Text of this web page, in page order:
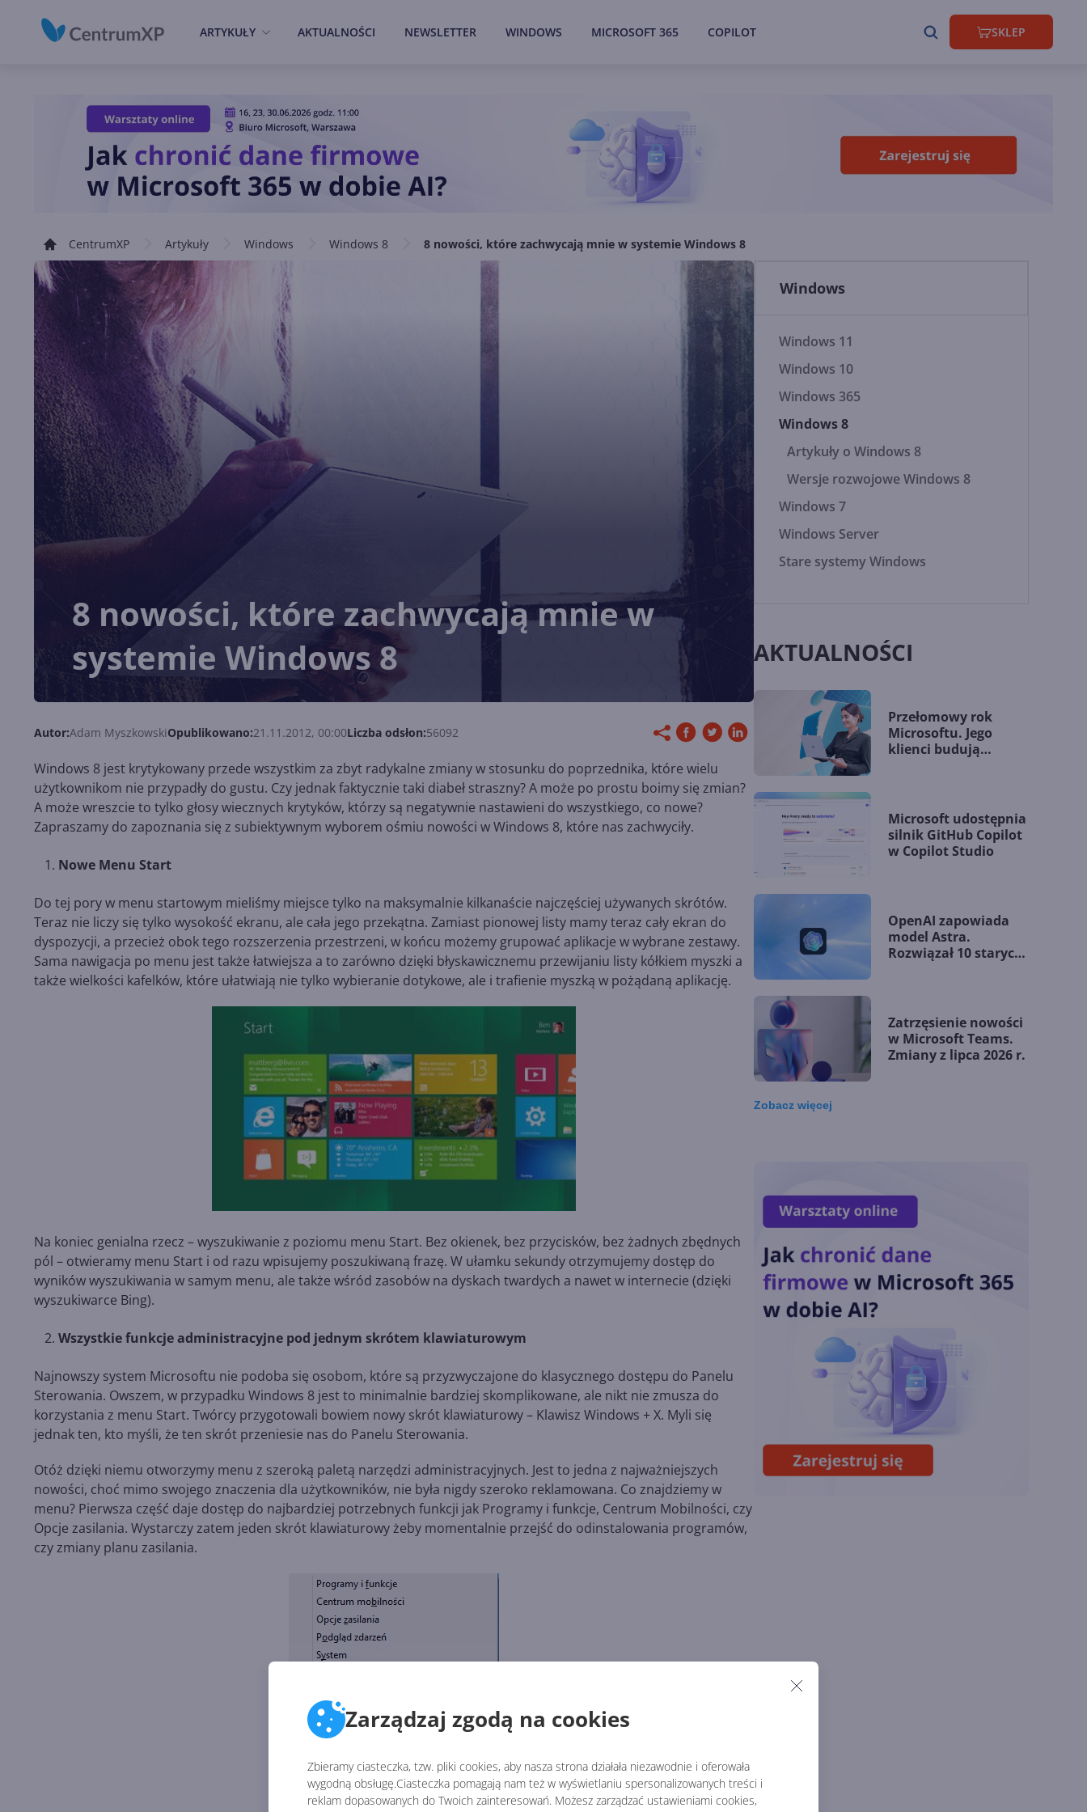
Zarządzaj zgodą na cookies
Zbieramy ciasteczka, tzw. pliki cookies, aby nasza strona działała niezawodnie i oferowała
wygodną obsługę.Ciasteczka pomagają nam też w wyświetlaniu spersonalizowanych treści i
reklam dopasowanych do Twoich zainteresowań. Możesz zarządzać ustawieniami cookies,
ARTYKUŁY AKTUALNOŚCI NEWSLETTER WINDOWS MICROSOFT 365 COPILOT SKLEP
CentrumXP Artykuły Windows Windows 8 8 nowości, które zachwycają mnie w systemie Windows 8
8 nowości, które zachwycają mnie w
systemie Windows 8
Autor:Adam MyszkowskiOpublikowano:21.11.2012, 00:00Liczba odsłon:56092
Windows 8 jest krytykowany przede wszystkim za zbyt radykalne zmiany w stosunku do poprzednika, które wielu
użytkownikom nie przypadły do gustu. Czy jednak faktycznie taki diabeł straszny? A może po prostu boimy się zmian?
A może wreszcie to tylko głosy wiecznych krytyków, którzy są negatywnie nastawieni do wszystkiego, co nowe?
Zapraszamy do zapoznania się z subiektywnym wyborem ośmiu nowości w Windows 8, które nas zachwyciły.
Nowe Menu Start
Do tej pory w menu startowym mieliśmy miejsce tylko na maksymalnie kilkanaście najczęściej używanych skrótów.
Teraz nie liczy się tylko wysokość ekranu, ale cała jego przekątna. Zamiast pionowej listy mamy teraz cały ekran do
dyspozycji, a przecież obok tego rozszerzenia przestrzeni, w końcu możemy grupować aplikacje w wybrane zestawy.
Sama nawigacja po menu jest także łatwiejsza a to zarówno dzięki błyskawicznemu przewijaniu listy kółkiem myszki a
także wielkości kafelków, które ułatwiają nie tylko wybieranie dotykowe, ale i trafienie myszką w pożądaną aplikację.
Na koniec genialna rzecz – wyszukiwanie z poziomu menu Start. Bez okienek, bez przycisków, bez żadnych zbędnych
pól – otwieramy menu Start i od razu wpisujemy poszukiwaną frazę. W ułamku sekundy otrzymujemy dostęp do
wyników wyszukiwania w samym menu, ale także wśród zasobów na dyskach twardych a nawet w internecie (dzięki
wyszukiwarce Bing).
Wszystkie funkcje administracyjne pod jednym skrótem klawiaturowym
Najnowszy system Microsoftu nie podoba się osobom, które są przyzwyczajone do klasycznego dostępu do Panelu
Sterowania. Owszem, w przypadku Windows 8 jest to minimalnie bardziej skomplikowane, ale nikt nie zmusza do
korzystania z menu Start. Twórcy przygotowali bowiem nowy skrót klawiaturowy – Klawisz Windows + X. Myli się
jednak ten, kto myśli, że ten skrót przeniesie nas do Panelu Sterowania.
Otóż dzięki niemu otworzymy menu z szeroką paletą narzędzi administracyjnych. Jest to jedna z najważniejszych
nowości, choć mimo swojego znaczenia dla użytkowników, nie była nigdy szeroko reklamowana. Co znajdziemy w
menu? Pierwsza część daje dostęp do najbardziej potrzebnych funkcji jak Programy i funkcje, Centrum Mobilności, czy
Opcje zasilania. Wystarczy zatem jeden skrót klawiaturowy żeby momentalnie przejść do odinstalowania programów,
czy zmiany planu zasilania.
Windows
Windows 11
Windows 10
Windows 365
Windows 8
Artykuły o Windows 8
Wersje rozwojowe Windows 8
Windows 7
Windows Server
Stare systemy Windows
AKTUALNOŚCI
Przełomowy rok
Microsoftu. Jego
klienci budują
Microsoft udostępnia
silnik GitHub Copilot
w Copilot Studio
OpenAI zapowiada
model Astra.
Rozwiązał 10 starych
Zatrzęsienie nowości
w Microsoft Teams.
Zmiany z lipca 2026 r.
OpenAI tnie ceny
modeli GPT-5.6.
Odpowiedź na presję
Chin
chmury. Microsoft
ogłasza znakomite
wyniki i
superaplikację
Sztuczna inteligencja
wspiera odkrycia
naukowe. OpenAI
startuje z nowym
Zobaczwięcej